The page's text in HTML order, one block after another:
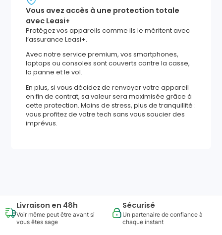
Vous avez accès à une protection totale
avec Leasi+
Protégez vos appareils comme ils le méritent avec
l’assurance Leasi+.
Avec notre service premium, vos smartphones,
laptops ou consoles sont couverts contre la casse,
la panne et le vol.
En plus, si vous décidez de renvoyer votre appareil
en fin de contrat, sa valeur sera maximisée grâce à
cette protection. Moins de stress, plus de tranquillité :
vous profitez de votre tech sans vous soucier des
imprévus.
Livraison en 48h
Voir même peut être avant si
vous êtes sage
Sécurisé
Un partenaire de confiance à
chaque instant